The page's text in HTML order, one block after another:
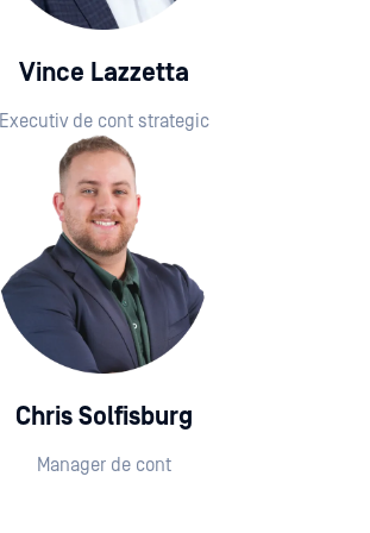
Vince Lazzetta
Executiv de cont strategic
Chris Solfisburg
Manager de cont